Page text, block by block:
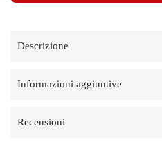
Descrizione
Informazioni aggiuntive
Recensioni